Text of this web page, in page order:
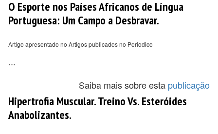
O Esporte nos Países Africanos de Língua
Portuguesa: Um Campo a Desbravar.
Artigo apresentado no Artigos publicados no Periodico
...
Saiba mais sobre esta publicação
Hipertrofia Muscular. Treino Vs. Esteróides
Anabolizantes.